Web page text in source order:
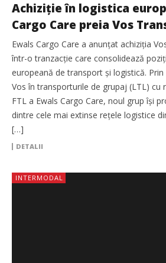
Achiziție în logistica
Cargo Care preia Vos
Ewals Cargo Care a anunțat achiziția
într-o tranzacție care consolidează
europeană de transport și logistică.
Vos în transporturile de grupaj (LTL) cu
FTL a Ewals Cargo Care, noul grup își
dintre cele mai extinse rețele logistice
[…]
DETALII
INTERMODAL